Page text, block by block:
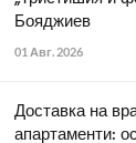
Бояджиев
01 Авг. 2026
Доставка на
апартаменти: